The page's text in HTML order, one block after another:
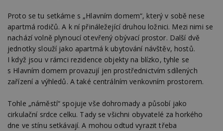
Proto se tu setkáme s „Hlavním domem“, který v sobě nese
apartmá rodičů. A k ní přináležející druhou ložnici. Mezi nimi se
nachází volně plynoucí otevřený obývací prostor. Další dvě
jednotky slouží jako apartmá k ubytování návštěv, hostů.
I když jsou v rámci rezidence objekty na blízko, tyhle se
s Hlavním domem provazují jen prostřednictvím sdílených
zařízení a výhledů. A také centrálním venkovním prostorem.
Tohle „náměstí“ spojuje vše dohromady a působí jako
cirkulační srdce celku. Tady se všichni obyvatelé za horkého
dne ve stínu setkávají. A mohou odtud vyrazit třeba